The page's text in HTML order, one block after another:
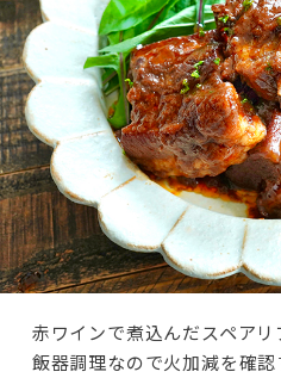
赤ワインで煮込んだスペア
飯器調理なので火加減を確